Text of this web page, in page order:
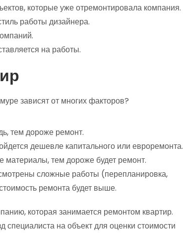
которые уже отремонтировала компания.
работы дизайнера.
на работы.
зависят от многих факторов?
тем дороже ремонт.
дешевле капитального или евроремонта.
материалы, тем дороже будет ремонт.
сложные работы (перепланировка,
ремонта будет выше.
которая занимается ремонтом квартир.
на объект для оценки стоимости